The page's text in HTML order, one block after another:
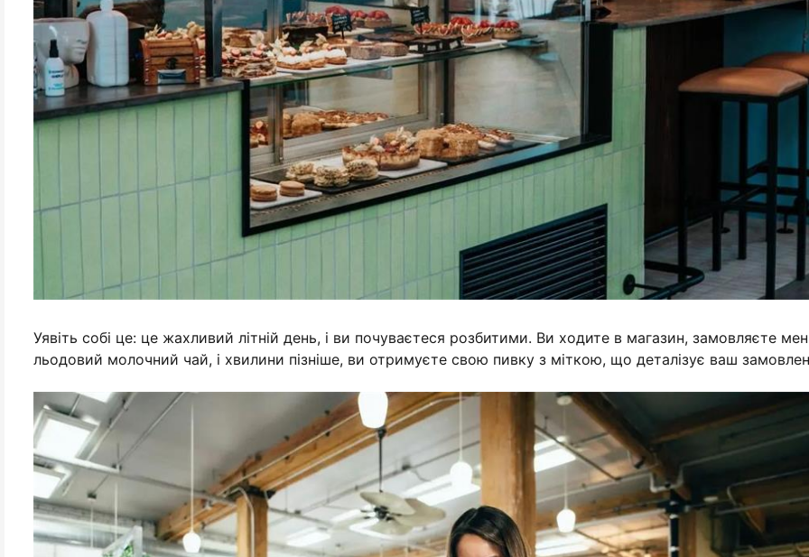
Уявіть собі це: це жахливий літній день, і ви почуваєтеся розбитими. Ви ходите в магазин, замовляєте
льодовий молочний чай, і хвилини пізніше, ви отримуєте свою пивку з міткою, що деталізує ваш